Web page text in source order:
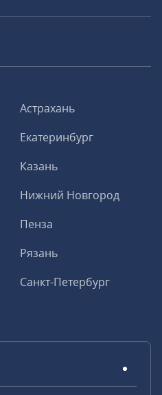
Астрахань
Екатеринбург
Казань
Нижний Новгород
Пенза
Рязань
Санкт-Петербург